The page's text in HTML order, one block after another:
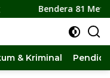
81 Meter Dibentang
& Kriminal